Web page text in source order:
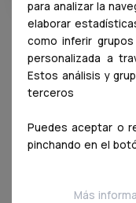
Categorías
Pequeños animales
Animales de
Animales
para analizar la
elaborar
como inferir
personalizada a
Estos análisis y
terceros
Puedes aceptar o
pinchando en el
Más